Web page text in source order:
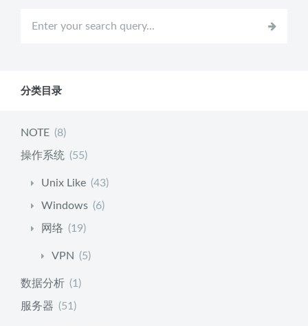
分类目录
NOTE (8)
操作系统 (55)
Unix Like (43)
Windows (6)
网络 (19)
VPN (5)
数据分析 (1)
服务器 (51)